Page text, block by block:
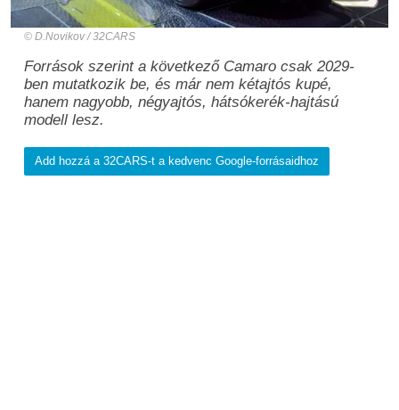
D.Novikov / 32CARS
Források szerint a következő Camaro csak 2029-
ben mutatkozik be, és már nem kétajtós kupé,
hanem nagyobb, négyajtós, hátsókerék-hajtású
modell lesz.
Add hozzá a 32CARS-t a kedvenc Google-forrásaidhoz